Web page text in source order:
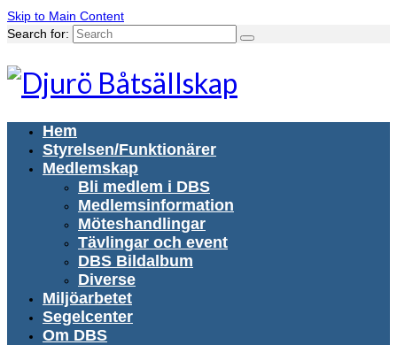
Skip to Main Content
Search for:
Hem
Styrelsen/Funktionärer
Medlemskap
Bli medlem i DBS
Medlemsinformation
Möteshandlingar
Tävlingar och event
DBS Bildalbum
Diverse
Miljöarbetet
Segelcenter
Om DBS